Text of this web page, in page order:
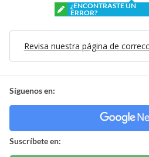
¿ENCONTRASTE UN
ERROR?
Revisa nuestra página de
Síguenos en:
Suscríbete en: